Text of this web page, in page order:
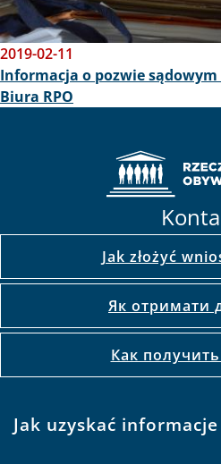
2019-02-11
Informacja o pozwie sądowym
Biura RPO
Jak złożyć
Як отримати
Как
Jak uzyskać informacje